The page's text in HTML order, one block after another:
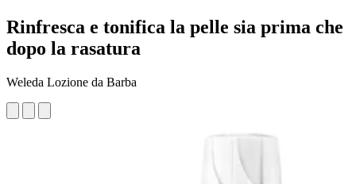
Rinfresca e tonifica la pelle sia prima che
dopo la rasatura
Weleda Lozione da Barba